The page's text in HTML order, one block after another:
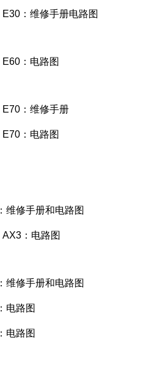
E30 ：维修手册电路图
E60 ：电路图
E70 ：维修手册
E70 ：电路图
：维修手册和电路图
AX3 ：电路图
：维修手册和电路图
：电路图
：电路图